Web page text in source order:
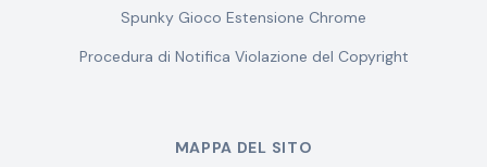
Spunky Gioco Estensione Chrome
Procedura di Notifica Violazione del Copyright
MAPPA DEL SITO